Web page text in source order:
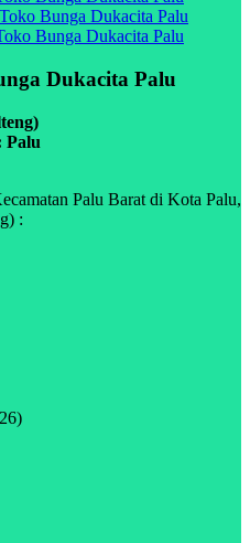
Dukacita Palu
Palu
Palu Barat di Kota Palu,
: